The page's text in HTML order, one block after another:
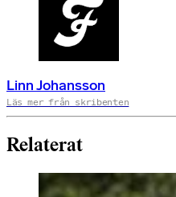
Linn Johansson
Läs mer från skribenten
Relaterat